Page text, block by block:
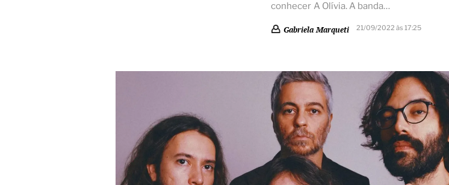
conhecer A Olívia. A banda…
Gabriela Marqueti 21/09/2022 às 17:25